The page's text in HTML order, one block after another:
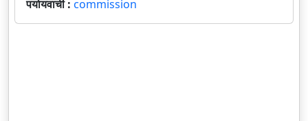
पर्यायवाची : commission